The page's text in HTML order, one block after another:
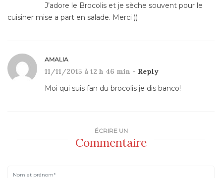
J’adore le Brocolis et je sèche souvent pour le
cuisiner mise a part en salade. Merci ))
AMALIA
11/11/2015 à 12 h 46 min - Reply
Moi qui suis fan du brocolis je dis banco!
ÉCRIRE UN
Commentaire